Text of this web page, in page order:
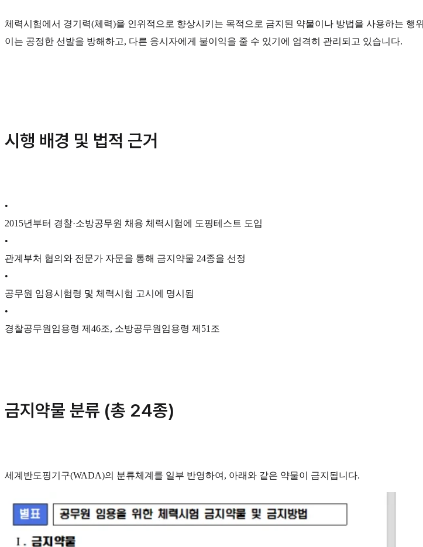
체력시험에서 경기력(체력)을 인위적으로 향상시키는 목적으로 금지된 약물이나 방법을 사용하는 행위
이는 공정한 선발을 방해하고, 다른 응시자에게 불이익을 줄 수 있기에 엄격히 관리되고 있습니다.
시행 배경 및 법적 근거
•
2015년부터 경찰·소방공무원 채용 체력시험에 도핑테스트 도입
•
관계부처 협의와 전문가 자문을 통해 금지약물 24종을 선정
•
공무원 임용시험령 및 체력시험 고시에 명시됨
•
경찰공무원임용령 제46조, 소방공무원임용령 제51조
금지약물 분류 (총 24종)
세계반도핑기구(WADA)의 분류체계를 일부 반영하여, 아래와 같은 약물이 금지됩니다.